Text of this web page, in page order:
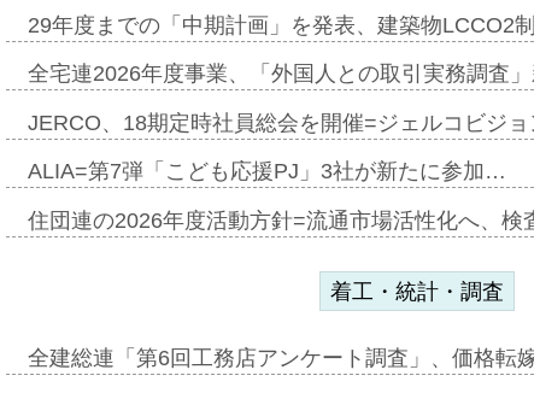
29年度までの「中期計画」を発表、建築物LCCO2
全宅連2026年度事業、「外国人との取引実務調査
JERCO、18期定時社員総会を開催=ジェルコビジ
ALIA=第7弾「こども応援PJ」3社が新たに参加…
住団連の2026年度活動方針=流通市場活性化へ、検
着工・統計・調査
全建総連「第6回工務店アンケート調査」、価格転